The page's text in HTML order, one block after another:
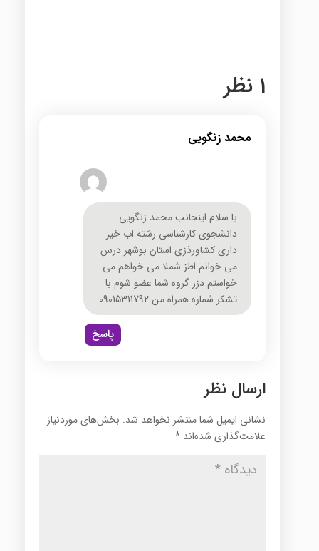
1 نظر
محمد زنگویی
با سلام اینجانب محمد زنگویی
دانشجوی کارشناسی رشته اب خیز
داری کشاورذزی استان بوشهر درس
می خوانم اطز شملا می خواهم می
خواستم دزر گروه شما عضو شوم با
تشکر شماره همراه من 09015311792
پاسخ
ارسال نظر
نشانی ایمیل شما منتشر نخواهد شد. بخش‌های موردنیاز
علامت‌گذاری شده‌اند *